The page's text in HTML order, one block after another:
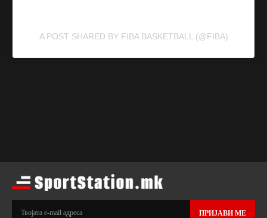
A POST SHARED BY FIBA BASKETBALL (@FIBA)
ПРИЈАВИ МЕ